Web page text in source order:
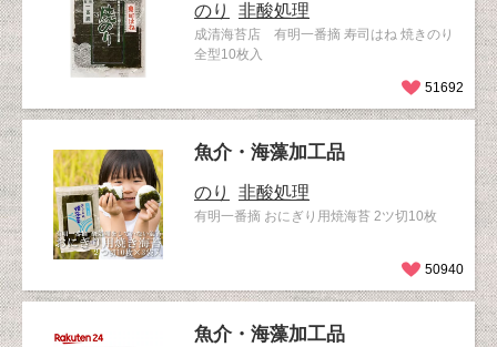
のり 非酸処理
成清海苔店 有明一番摘 寿司はね 焼きのり
全型10枚入
51692
魚介・海藻加工品
のり 非酸処理
有明一番摘 おにぎり用焼海苔 2ツ切10枚
50940
魚介・海藻加工品